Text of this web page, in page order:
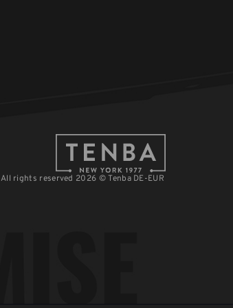
All rights reserved 2026 © Tenba DE-EUR